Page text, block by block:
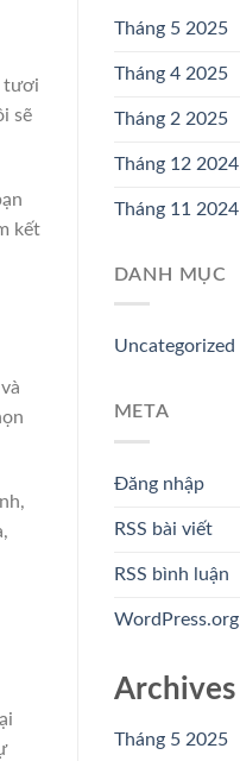
tươi
sẽ
kết
Tháng 5 2025
Tháng 4 2025
Tháng 2 2025
Tháng 12 2024
Tháng 11 2024
DANH MỤC
Uncategorized
META
Đăng nhập
RSS bài viết
RSS bình luận
WordPress.org
Archives
Tháng 5 2025